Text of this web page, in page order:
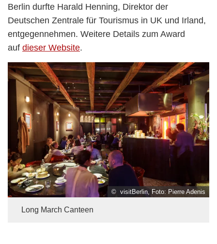
© visitBerlin, Foto: Pierre Adenis
Long March Canteen
Berlin durfte Harald Henning, Direktor der
Deutschen Zentrale für Tourismus in UK und Irland,
entgegennehmen. Weitere Details zum Award
auf dieser Website.